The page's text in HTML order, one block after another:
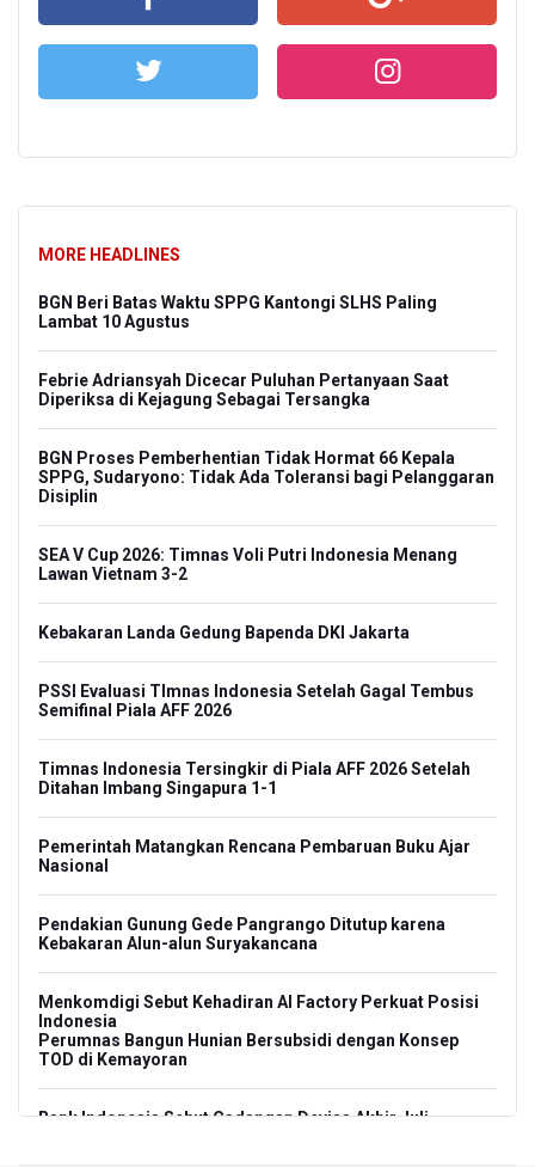
MORE HEADLINES
BGN Beri Batas Waktu SPPG Kantongi SLHS Paling
Lambat 10 Agustus
Febrie Adriansyah Dicecar Puluhan Pertanyaan Saat
Diperiksa di Kejagung Sebagai Tersangka
BGN Proses Pemberhentian Tidak Hormat 66 Kepala
SPPG, Sudaryono: Tidak Ada Toleransi bagi Pelanggaran
Disiplin
SEA V Cup 2026: Timnas Voli Putri Indonesia Menang
Lawan Vietnam 3-2
Kebakaran Landa Gedung Bapenda DKI Jakarta
PSSI Evaluasi TImnas Indonesia Setelah Gagal Tembus
Semifinal Piala AFF 2026
Timnas Indonesia Tersingkir di Piala AFF 2026 Setelah
Ditahan Imbang Singapura 1-1
Pemerintah Matangkan Rencana Pembaruan Buku Ajar
Nasional
Pendakian Gunung Gede Pangrango Ditutup karena
Kebakaran Alun-alun Suryakancana
Menkomdigi Sebut Kehadiran AI Factory Perkuat Posisi
Indonesia
Perumnas Bangun Hunian Bersubsidi dengan Konsep
TOD di Kemayoran
Bank Indonesia Sebut Cadangan Devisa Akhir Juli